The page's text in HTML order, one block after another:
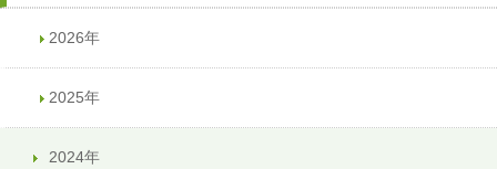
2026年
2025年
2024年